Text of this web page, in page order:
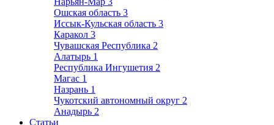
Ошская область 3
Иссык-Кульская область 3
Каракол 3
Чувашская Республика 2
Алатырь 1
Республика Ингушетия 2
Магас 1
Назрань 1
Чукотский автономный округ 2
Анадырь 2
Статьи